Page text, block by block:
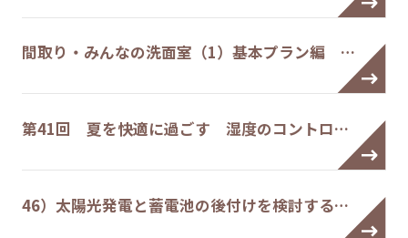
間取り・みんなの洗面室（1）基本プラン編 …
第41回 夏を快適に過ごす 湿度のコントロ…
46）太陽光発電と蓄電池の後付けを検討する…